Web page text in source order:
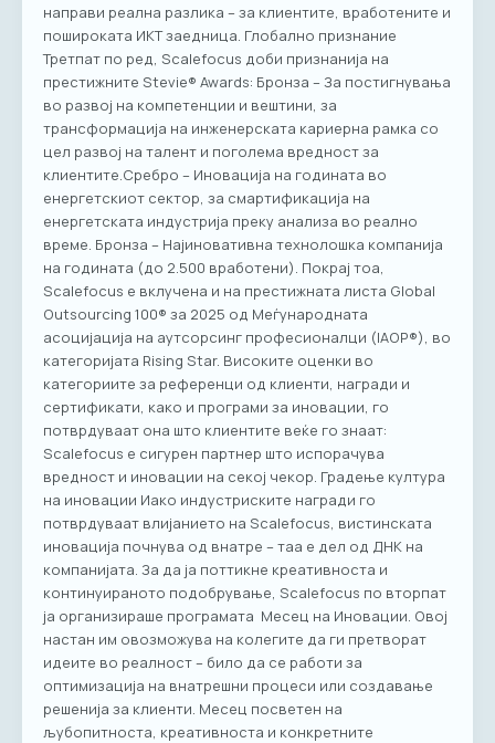
направи реална разлика – за клиентите, вработените и
пошироката ИКТ заедница. Глобално признание
Третпат по ред, Scalefocus доби признанија на
престижните Stevie® Awards: Бронза – За постигнувања
во развој на компетенции и вештини, за
трансформација на инженерската кариерна рамка со
цел развој на талент и поголема вредност за
клиентите.Сребро – Иновација на годината во
енергетскиот сектор, за смартификација на
енергетската индустрија преку анализа во реално
време. Бронза – Најиновативна технолошка компанија
на годината (до 2.500 вработени). Покрај тоа,
Scalefocus е вклучена и на престижната листа Global
Outsourcing 100® за 2025 од Меѓународната
асоцијација на аутсорсинг професионалци (IAOP®), во
категоријата Rising Star. Високите оценки во
категориите за референци од клиенти, награди и
сертификати, како и програми за иновации, го
потврдуваат она што клиентите веќе го знаат:
Scalefocus е сигурен партнер што испорачува
вредност и иновации на секој чекор. Градење култура
на иновации Иако индустриските награди го
потврдуваат влијанието на Scalefocus, вистинската
иновација почнува од внатре – таа е дел од ДНК на
компанијата. За да ја поттикне креативноста и
континуираното подобрување, Scalefocus по вторпат
ја организираше програмата Месец на Иновации. Овој
настан им овозможува на колегите да ги претворат
идеите во реалност – било да се работи за
оптимизација на внатрешни процеси или создавање
решенија за клиенти. Месец посветен на
љубопитноста, креативноста и конкретните